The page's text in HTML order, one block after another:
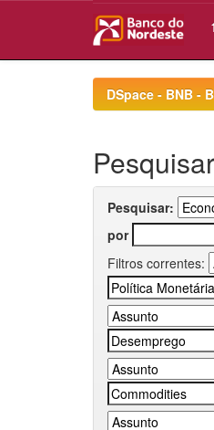
DSpace - BNB -
Pesquisar
Pesquisar:
por
Filtros correntes: